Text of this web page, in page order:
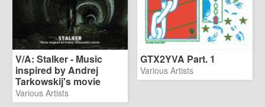
V/A: Stalker - Music
inspired by Andrej
Tarkowskij's movie
Various Artists
GTX2YVA Part. 1
Various Artists